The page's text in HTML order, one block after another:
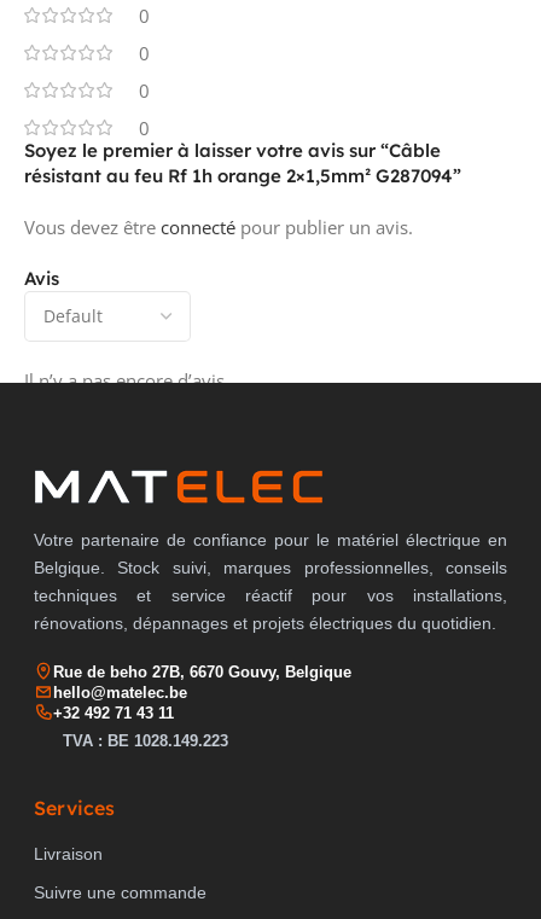
0
0
0
0
Avis
Il n’y a pas encore d’avis.
Soyez le premier à laisser votre avis sur “Câble
résistant au feu Rf 1h orange 2×1,5mm² G287094”
Vous devez être connecté pour publier un avis.
Votre partenaire de confiance pour le matériel électrique en
Belgique. Stock suivi, marques professionnelles, conseils
techniques et service réactif pour vos installations,
rénovations, dépannages et projets électriques du quotidien.
Rue de beho 27B, 6670 Gouvy, Belgique
hello@matelec.be
+32 492 71 43 11
TVA : BE 1028.149.223
Services
Livraison
Suivre une commande